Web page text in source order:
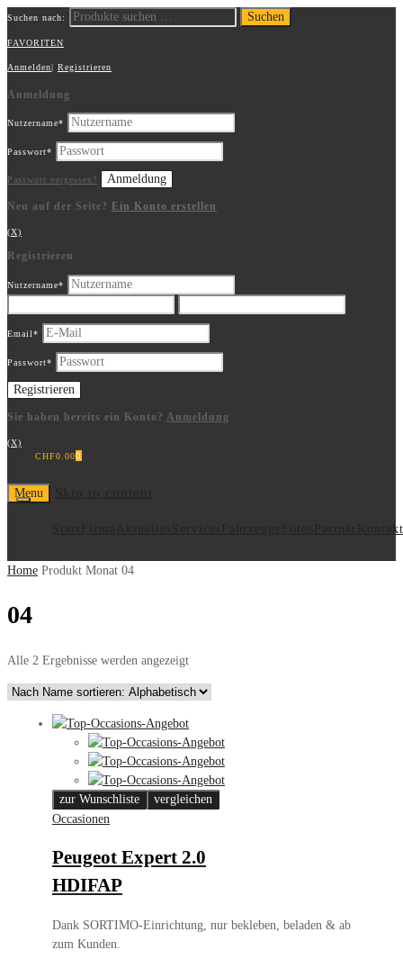
Suchen nach: Suchen
FAVORITEN
Anmelden| Registrieren
Anmeldung
Nutzername*
Passwort*
Passwort vergessen?
Neu auf der Seite? Ein Konto erstellen
(X)
Registrieren
Nutzername*
Email*
Passwort*
Sie haben bereits ein Konto? Anmeldung
(X)
CHF0.000
Menu
Kontakt
Home Produkt Monat 04
04
Alle 2 Ergebnisse werden angezeigt
zur Wunschliste
vergleichen
Occasionen
Peugeot Expert 2.0
HDIFAP
Dank SORTIMO-Einrichtung, nur bekleben, beladen & ab
zum Kunden.